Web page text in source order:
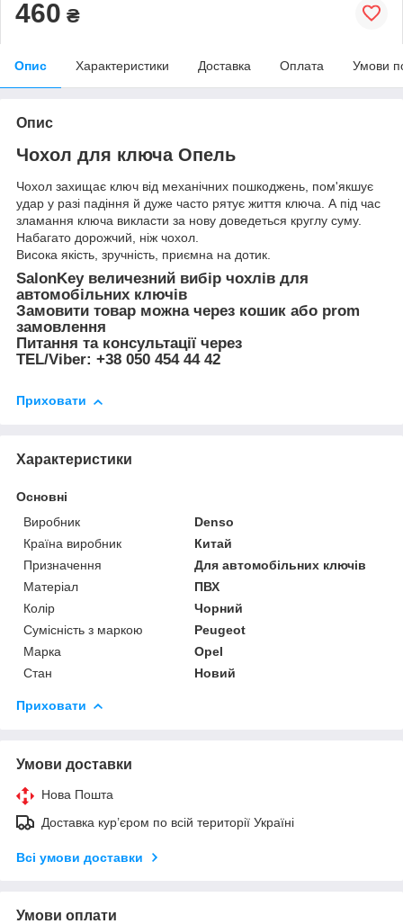
460 ₴
Опис Характеристики Доставка Оплата Умови
Опис
Чохол для ключа Опель
Чохол захищає ключ від механічних пошкоджень, пом'якшує
удар у разі падіння й дуже часто рятує життя ключа. А під час
зламання ключа викласти за нову доведеться круглу суму.
Набагато дорожчий, ніж чохол.
Висока якість, зручність, приємна на дотик.
SalonKey величезний вибір чохлів для
автомобільних ключів
Замовити товар можна через кошик або prom
замовлення
Питання та консультації через
TEL/Viber: +38 050 454 44 42
Приховати
Характеристики
Основні
Виробник
Denso
Країна виробник
Китай
Призначення
Для автомобільних ключів
Матеріал
ПВХ
Колір
Чорний
Сумісність з маркою
Peugeot
Марка
Opel
Стан
Новий
Приховати
Умови доставки
Нова Пошта
Доставка кур’єром по всій території Україні
Всі умови доставки
Умови оплати